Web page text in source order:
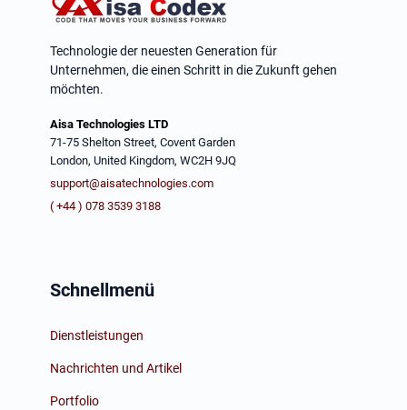
Technologie der neuesten Generation für
Unternehmen, die einen Schritt in die Zukunft gehen
möchten.
Aisa Technologies LTD
71-75 Shelton Street, Covent Garden
London, United Kingdom, WC2H 9JQ
support@aisatechnologies.com
( +44 ) 078 3539 3188
Schnellmenü
Dienstleistungen
Nachrichten und Artikel
Portfolio